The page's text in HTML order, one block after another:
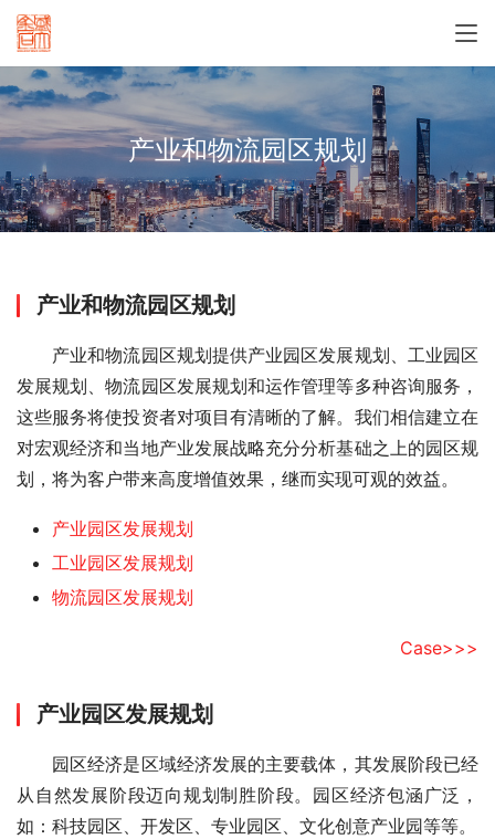
产业和物流园区规划
产业和物流园区规划
产业和物流园区规划提供产业园区发展规划、工业园区
发展规划、物流园区发展规划和运作管理等多种咨询服务，
这些服务将使投资者对项目有清晰的了解。我们相信建立在
对宏观经济和当地产业发展战略充分分析基础之上的园区规
划，将为客户带来高度增值效果，继而实现可观的效益。
产业园区发展规划
工业园区发展规划
物流园区发展规划
Case>>>
产业园区发展规划
园区经济是区域经济发展的主要载体，其发展阶段已经
从自然发展阶段迈向规划制胜阶段。园区经济包涵广泛，
如：科技园区、开发区、专业园区、文化创意产业园等等。